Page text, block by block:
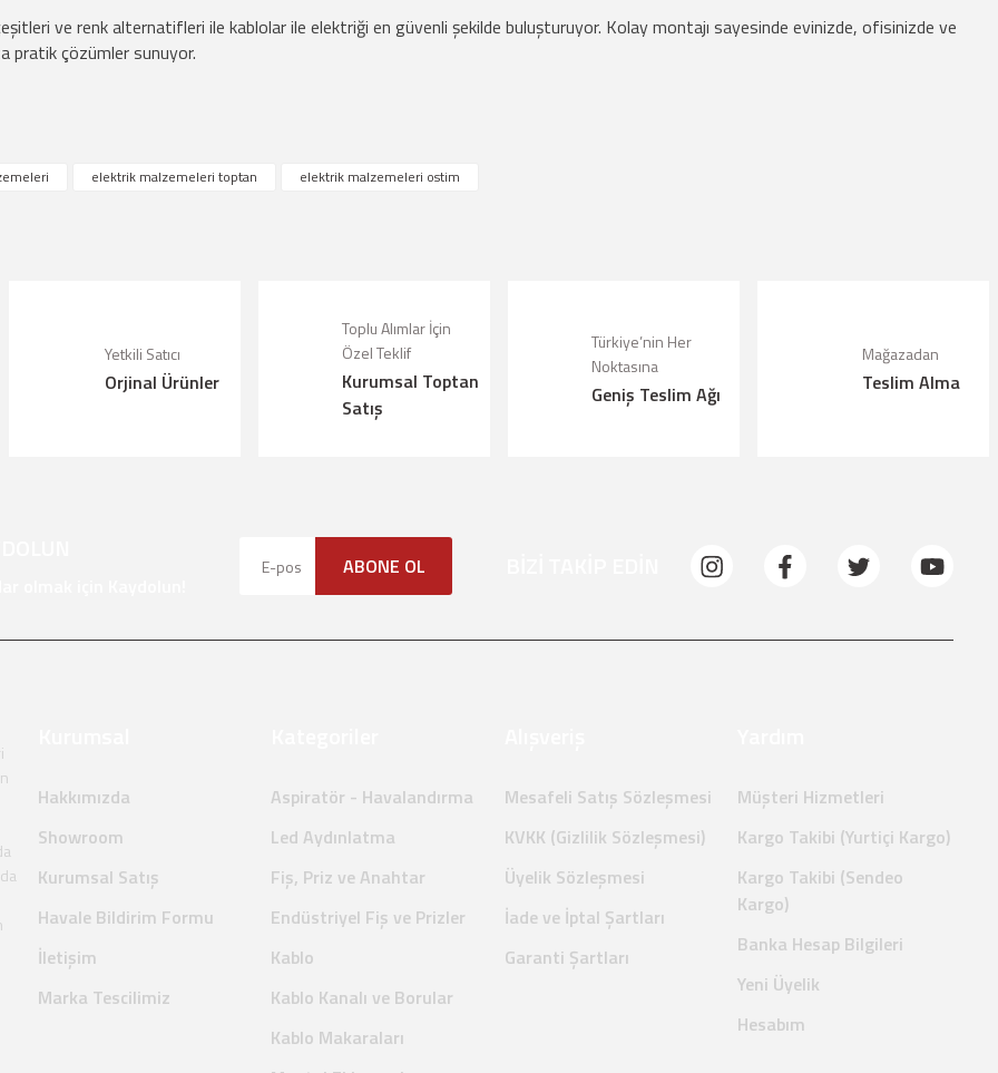
ve renk alternatifleri ile kablolar ile elektriği en güvenli şekilde buluşturuyor. Kolay montajı sayesinde evinizde, ofisinizde ve
pratik çözümler sunuyor.
elektrik malzemeleri toptan elektrik malzemeleri ostim
Yetkili Satıcı
Orjinal Ürünler
Toplu Alımlar İçin
Özel Teklif
Kurumsal Toptan
Satış
Türkiye’nin Her
Noktasına
Geniş Teslim Ağı
Mağazadan
Teslim Alma
ABONE OL
Hakkımızda
Showroom
Kurumsal Satış
Havale Bildirim Formu
İletişim
Marka Tescilimiz
Aspiratör - Havalandırma
Led Aydınlatma
Fiş, Priz ve Anahtar
Endüstriyel Fiş ve Prizler
Kablo
Kablo Kanalı ve Borular
Kablo Makaraları
Mesafeli Satış Sözleşmesi
KVKK (Gizlilik Sözleşmesi)
Üyelik Sözleşmesi
İade ve İptal Şartları
Garanti Şartları
Müşteri Hizmetleri
Kargo Takibi (Yurtiçi Kargo)
Kargo Takibi (Sendeo
Kargo)
Banka Hesap Bilgileri
Yeni Üyelik
Hesabım